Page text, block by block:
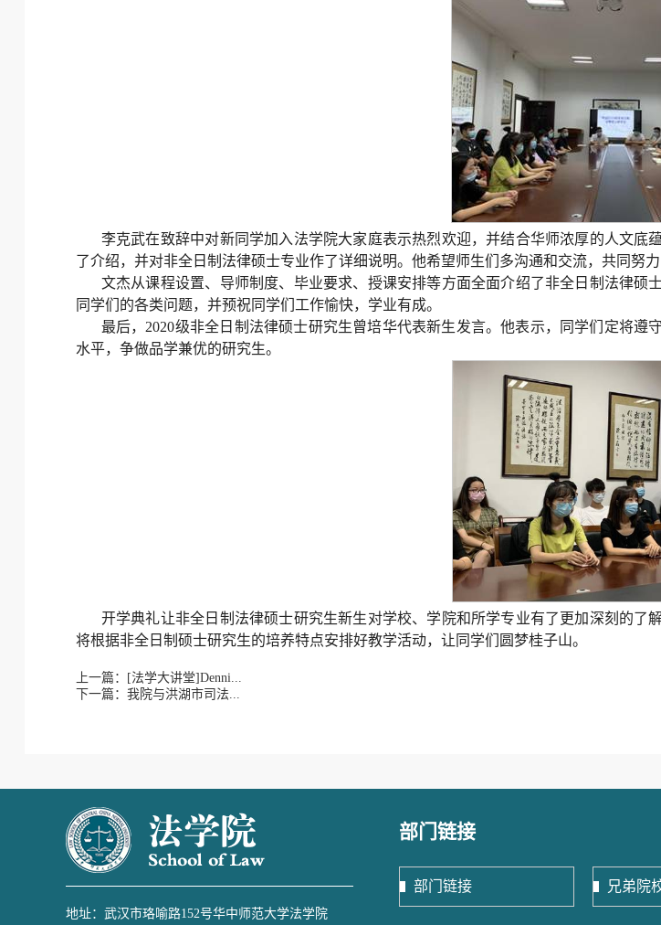
李克武在致辞中对新同学加入法学院大家庭表示热烈欢迎，并结合华师浓厚的人文
了介绍，并对非全日制法律硕士专业作了详细说明。他希望师生们多沟通和交流，共同努
文杰从课程设置、导师制度、毕业要求、授课安排等方面全面介绍了非全日制法律
同学们的各类问题，并预祝同学们工作愉快，学业有成。
最后，2020级非全日制法律硕士研究生曾培华代表新生发言。他表示，同学们定将
水平，争做品学兼优的研究生。
开学典礼让非全日制法律硕士研究生新生对学校、学院和所学专业有了更加深刻的
将根据非全日制硕士研究生的培养特点安排好教学活动，让同学们圆梦桂子山。
上一篇：[法学大讲堂]Denni...
下一篇：我院与洪湖市司法...
地址：武汉市珞喻路152号华中师范大学法学院
部门链接
部门链接 兄弟院